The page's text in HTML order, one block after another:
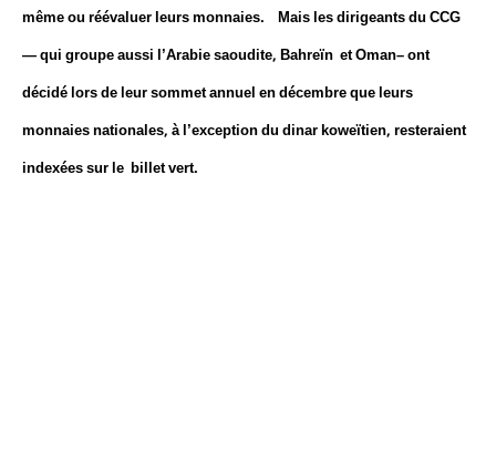
même ou réévaluer leurs monnaies. Mais les dirigeants du CCG
— qui groupe aussi l’Arabie saoudite, Bahreïn et Oman– ont
décidé lors de leur sommet annuel en décembre que leurs
monnaies nationales, à l’exception du dinar koweïtien, resteraient
indexées sur le billet vert.